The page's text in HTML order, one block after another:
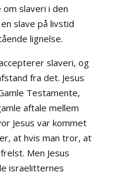
om slaveri i den
slave på livstid
lignelse.
slaveri, og
fra det. Jesus
Testamente,
aftale mellem
Jesus var kommet
at hvis man tror, at
Men Jesus
israelitternes